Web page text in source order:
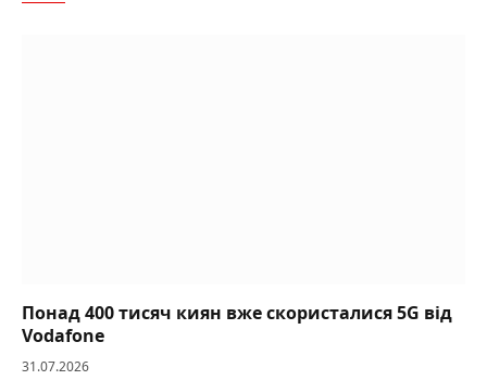
Понад 400 тисяч киян вже скористалися 5G від
Vodafone
31.07.2026